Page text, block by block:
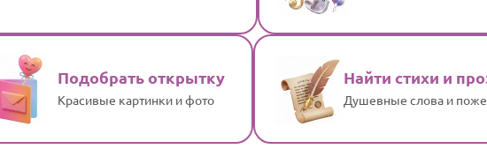
Подобрать открытку
Красивые картинки и фото
Найти стихи и
Душевные слова и